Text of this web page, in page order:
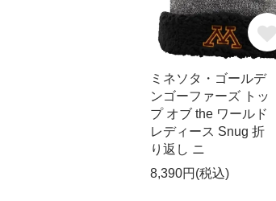
ミネソタ・ゴールデ
ンゴーファーズ トッ
プ オブ the ワールド
レディース Snug 折
り返し ニ
8,390円(税込)